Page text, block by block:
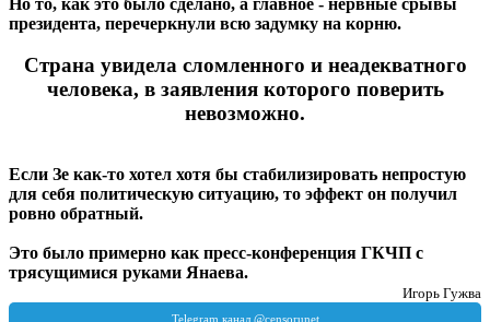
президента, перечеркнули всю задумку на корню.
Страна увидела сломленного и неадекватного
человека, в заявления которого поверить
невозможно.
Если Зе как-то хотел хотя бы стабилизировать непростую
для себя политическую ситуацию, то эффект он получил
ровно обратный.
Это было примерно как пресс-конференция ГКЧП с
трясущимися руками Янаева.
Игорь Гужва